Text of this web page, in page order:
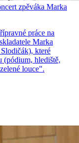
zpěváka Marka
práce na
Marka
které
(pódium, hlediště,
louce".